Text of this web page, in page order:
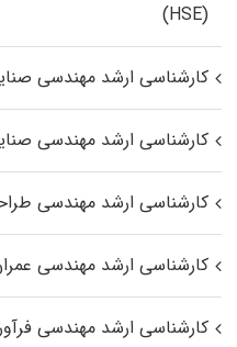
(HSE)
کارشناسی ارشد مهندسی
کارشناسی ارشد مهندسی
کارشناسی ارشد مهندسی
کارشناسی ارشد مهندسی
کارشناسی ارشد مهندسی